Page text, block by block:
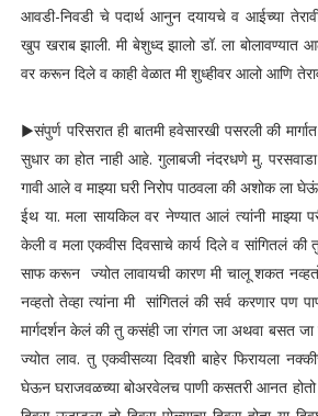
आवडी-निवडी चे पदार्थ आनुन दयायचे व आईच्या
खुप खराब झाली. मी बेशुध्द झालो डॉ. ला बोलावण्यात
वर करून दिले व काही वेळात मी शुध्हीवर आलो आणि
▶संपुर्ण परिसरात ही बातमी हवेसारखी पसरली की
सुधार का होत नाही आहे. गुलाबजी नंदरधणे मु.
गावी आले व माझ्या घरी निरोप पाठवला की अशोक ला
ईथ या. मला सायकिल वर नेण्यात आलं त्यांनी माझ्या
केली व मला एकवीस दिवसाचे कार्य दिले व सांगितलं की
साफ करून ज्योत लावायची कारण मी चालू शकत
नव्हतो तेव्हा त्यांना मी सांगितलं की सर्व करणार पण
मार्गदर्शन केलं की तु कसंही जा रांगत जा अथवा बसत
ज्योत लाव. तु एकवीसव्या दिवशी बाहेर फिरायला
घेऊन घराजवळच्या बोअरवेलच पाणी कसतरी आनत होतो